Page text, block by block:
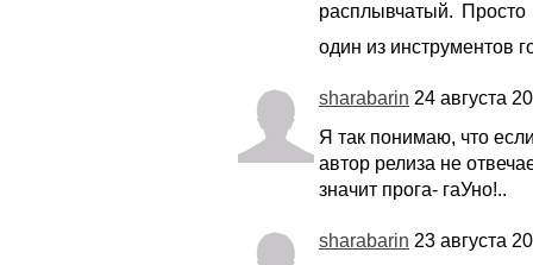
расплывчатый.
один из инструментов
sharabarin 24 августа
Я так понимаю, что
автор релиза не
значит прога- гаУно!..
sharabarin 23 августа